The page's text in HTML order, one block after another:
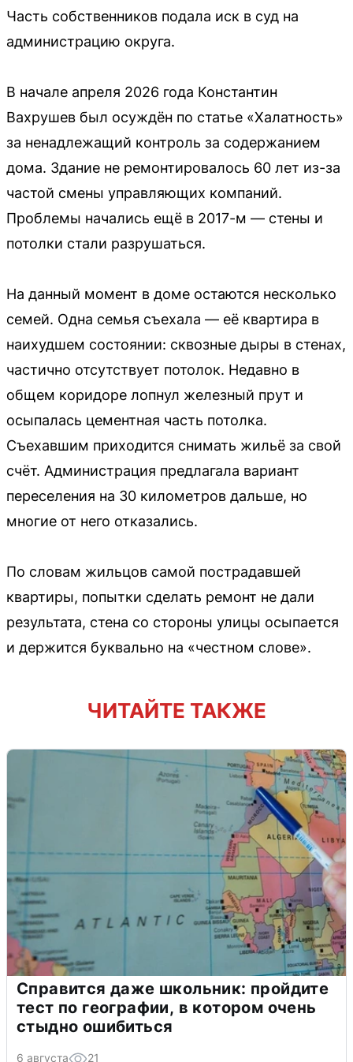
Часть собственников подала иск в суд на
администрацию округа.
В начале апреля 2026 года Константин
Вахрушев был осуждён по статье «Халатность»
за ненадлежащий контроль за содержанием
дома. Здание не ремонтировалось 60 лет из-за
частой смены управляющих компаний.
Проблемы начались ещё в 2017-м — стены и
потолки стали разрушаться.
На данный момент в доме остаются несколько
семей. Одна семья съехала — её квартира в
наихудшем состоянии: сквозные дыры в стенах,
частично отсутствует потолок. Недавно в
общем коридоре лопнул железный прут и
осыпалась цементная часть потолка.
Съехавшим приходится снимать жильё за свой
счёт. Администрация предлагала вариант
переселения на 30 километров дальше, но
многие от него отказались.
По словам жильцов самой пострадавшей
квартиры, попытки сделать ремонт не дали
результата, стена со стороны улицы осыпается
и держится буквально на «честном слове».
ЧИТАЙТЕ ТАКЖЕ
Справится даже школьник: пройдите
тест по географии, в котором очень
стыдно ошибиться
6 августа 21